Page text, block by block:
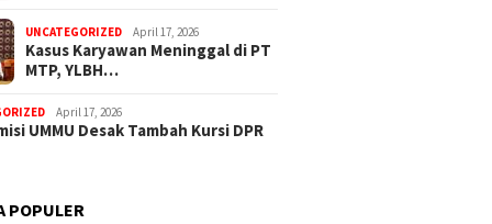
Desak Kajagung RI Evaluasi
Kajati Malut
UNCATEGORIZED April 17, 2026
Kasus Karyawan Meninggal di PT
MTP, YLBH…
April 17, 2026
UMMU Desak Tambah Kursi DPR
POPULER